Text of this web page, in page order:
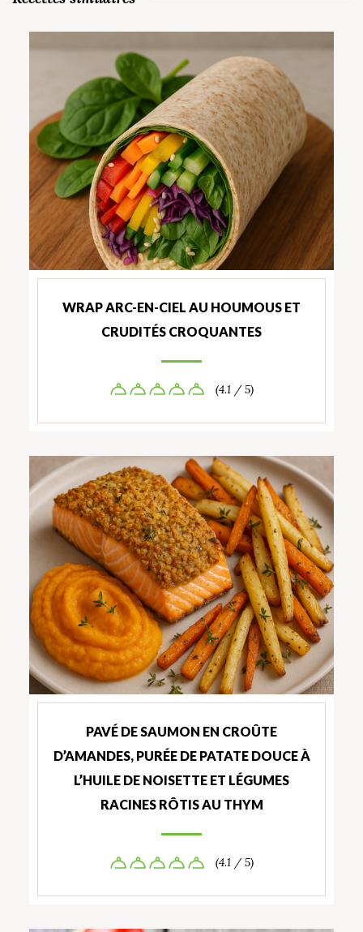
WRAP ARC-EN-CIEL AU HOUMOUS ET
CRUDITÉS CROQUANTES
(4.1 / 5)
PAVÉ DE SAUMON EN CROÛTE
D’AMANDES, PURÉE DE PATATE DOUCE À
L’HUILE DE NOISETTE ET LÉGUMES
RACINES RÔTIS AU THYM
(4.1 / 5)